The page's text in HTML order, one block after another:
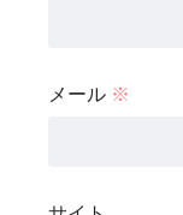
メール ※